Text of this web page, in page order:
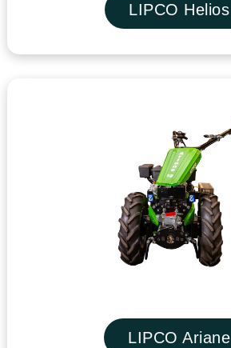
LIPCO Helios
LIPCO Ariane